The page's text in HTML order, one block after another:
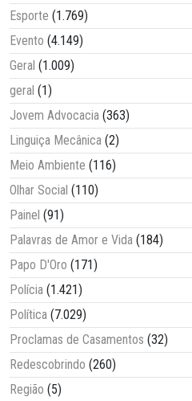
Esporte (1.769)
Evento (4.149)
Geral (1.009)
geral (1)
Jovem Advocacia (363)
Linguiça Mecânica (2)
Meio Ambiente (116)
Olhar Social (110)
Painel (91)
Palavras de Amor e Vida (184)
Papo D'Oro (171)
Polícia (1.421)
Política (7.029)
Proclamas de Casamentos (32)
Redescobrindo (260)
Região (5)